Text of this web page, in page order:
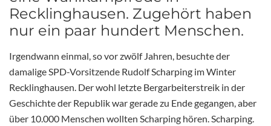
Recklinghausen. Zugehört haben
nur ein paar hundert Menschen.
Irgendwann einmal, so vor zwölf Jahren, besuchte der
damalige SPD-Vorsitzende Rudolf Scharping im Winter
Recklinghausen. Der wohl letzte Bergarbeiterstreik in der
Geschichte der Republik war gerade zu Ende gegangen, aber
über 10.000 Menschen wollten Scharping hören. Scharping.